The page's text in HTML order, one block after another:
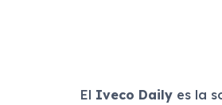
El Iveco Dailyes la